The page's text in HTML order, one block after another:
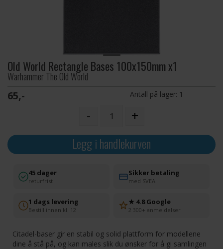
Old World Rectangle Bases 100x150mm x1
Warhammer The Old World
65,- Antall på lager: 1
- +
Legg i handlekurven
45 dager
returfrist
Sikker betaling
med SVEA
1 dags levering
Bestill innen kl. 12
★ 4.8 Google
2 300+ anmeldelser
Citadel-baser gir en stabil og solid plattform for modellene
dine å stå på, og kan males slik du ønsker for å gi samlingen